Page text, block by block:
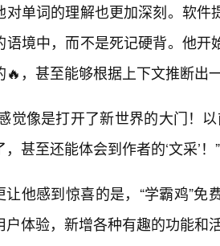
对单词的理解也更加深刻。软
语境中，而不是死记硬背。他
🔥，甚至能够根据上下文推断出
觉像是打开了新世界的大门！
，甚至还能体会到作者的‘文采’
让他感到惊喜的是，“学霸鸡”
户体验，新增各种有趣的功能和